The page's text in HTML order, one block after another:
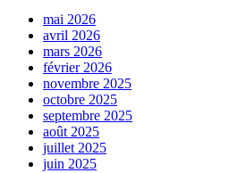
mai 2026
avril 2026
mars 2026
février 2026
novembre 2025
octobre 2025
septembre 2025
août 2025
juillet 2025
juin 2025